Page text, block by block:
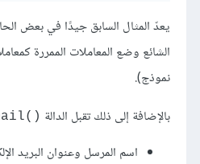
يعدّ المثال السابق جيدًا في بعض
الشائع وضع المعاملات الممررة
نموذج).
بالإضافة إلى ذلك تقبل الدالة
اسم المرسل وعنوان البريد